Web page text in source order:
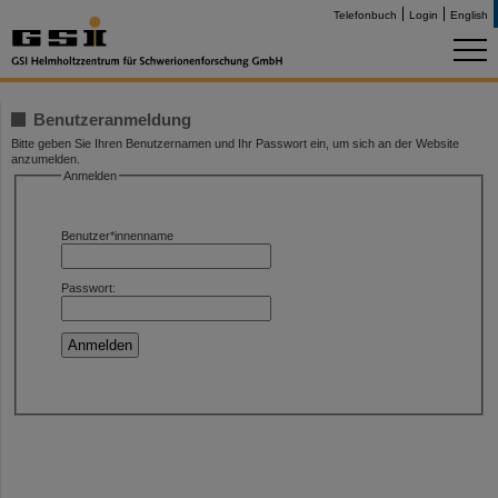
Telefonbuch Login English
Benutzeranmeldung
Bitte geben Sie Ihren Benutzernamen und Ihr Passwort ein, um sich an der Website
anzumelden.
Anmelden
Benutzer*innenname
Passwort: